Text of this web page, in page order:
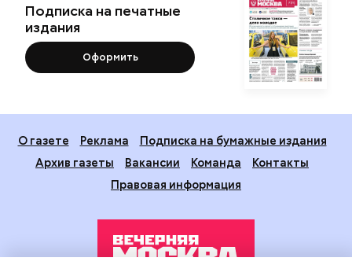
Подписка на печатные
издания
Оформить
О газете Реклама
Подписка на бумажные издания
Архив газеты
Вакансии Команда
Контакты
Правовая информация